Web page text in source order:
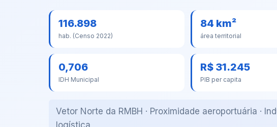
116.898
hab. (Censo 2022)
84 km²
área territorial
0,706
IDH Municipal
R$ 31.245
PIB per capita
Vetor Norte da RMBH · Proximidade aeroportuária ·
logística